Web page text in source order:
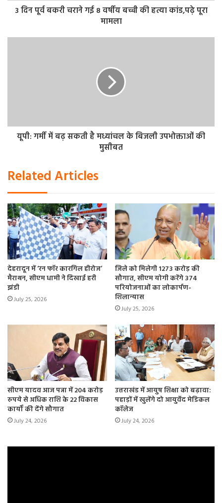
3 दिन पूर्व बकरी चराने गई 8 वर्षीय बच्ची की हत्या कांड,पढ़े पूरा
मामला
यूपी: गर्मी में बढ़ सकती है मध्यांचल के बिजली उपभोक्ताओं की
मुसीबत
Related Articles
देहरादून में ‘रन फॉर कारगिल हीरोज’
मैराथन, सीएम धामी ने दिखाई हरी
झंडी
July 25, 2026
जिले को मिलेगी 1273 करोड़ की
सौगात, सीएम योगी करेंगे 374
परियोजनाओं का लोकार्पण-
शिलान्यास
July 25, 2026
सीएम यादव आज पन्ना में 204 करोड़
रुपये से अधिक राशि के 22 विकास
कार्यों की देंगे सौगात
July 24, 2026
उत्तराखंड में आयुष शिक्षा को बढ़ावा:
पहाड़ों में खुलेंगे दो आयुर्वेद मेडिकल
कॉलेज
July 24, 2026